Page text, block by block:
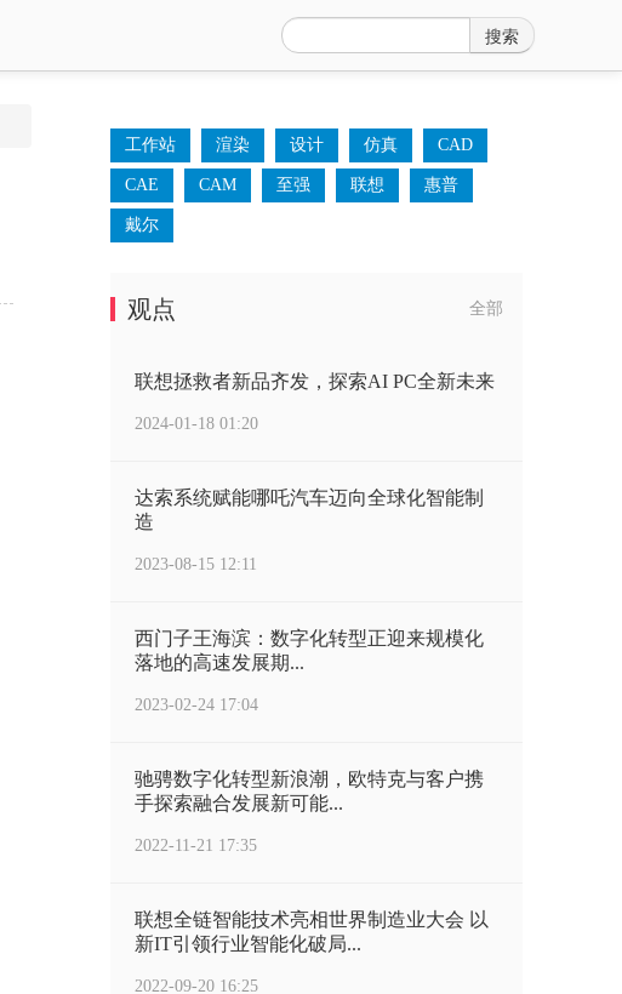
搜索
工作站 渲染 设计 仿真 CAD
CAE CAM 至强 联想 惠普
戴尔
全部
观点
联想拯救者新品齐发，探索AI PC全新未来
2024-01-18 01:20
达索系统赋能哪吒汽车迈向全球化智能制
造
2023-08-15 12:11
西门子王海滨：数字化转型正迎来规模化
落地的高速发展期...
2023-02-24 17:04
驰骋数字化转型新浪潮，欧特克与客户携
手探索融合发展新可能...
2022-11-21 17:35
联想全链智能技术亮相世界制造业大会 以
新IT引领行业智能化破局...
2022-09-20 16:25